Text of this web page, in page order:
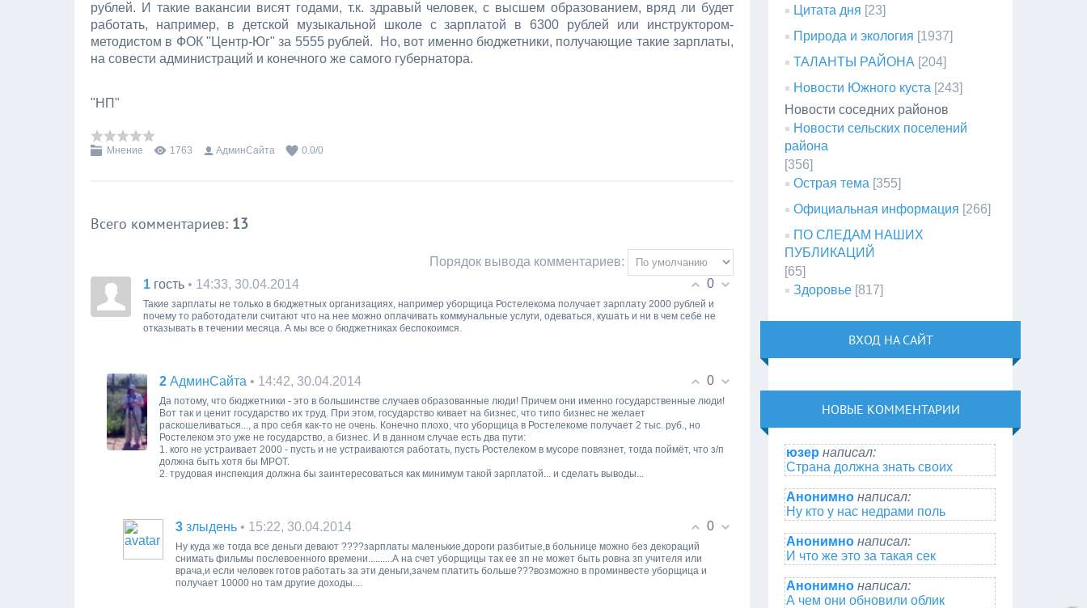
рублей. И такие вакансии висят годами, т.к. здравый человек, с высшем образованием, вряд ли будет
работать, например, в детской музыкальной школе с зарплатой в 6300 рублей или инструктором-
методистом в ФОК "Центр-Юг" за 5555 рублей. Но, вот именно бюджетники, получающие такие зарплаты,
на совести администраций и конечного же самого губернатора.
"НП"
Мнение 1763 АдминСайта 0.0/0
Всего комментариев: 13
Порядок вывода комментариев:
0
1 гость • 14:33, 30.04.2014
Такие зарплаты не только в бюджетных организациях, например уборщица Ростелекома получает зарплату 2000 рублей и
почему то работодатели считают что на нее можно оплачивать коммунальные услуги, одеваться, кушать и ни в чем себе не
отказывать в течении месяца. А мы все о бюджетниках беспокоимся.
0
2 АдминСайта • 14:42, 30.04.2014
Да потому, что бюджетники - это в большинстве случаев образованные люди! Причем они именно государственные люди!
Вот так и ценит государство их труд. При этом, государство кивает на бизнес, что типо бизнес не желает
раскошеливаться..., а про себя как-то не очень. Конечно плохо, что уборщица в Ростелекоме получает 2 тыс. руб., но
Ростелеком это уже не государство, а бизнес. И в данном случае есть два пути:
1. кого не устраивает 2000 - пусть и не устраиваются работать, пусть Ростелеком в мусоре повязнет, тогда поймёт, что з/п
должна быть хотя бы МРОТ.
2. трудовая инспекция должна бы заинтересоваться как минимум такой зарплатой... и сделать выводы...
0
3 злыдень • 15:22, 30.04.2014
Ну куда же тогда все деньги девают ????зарплаты маленькие,дороги разбитые,в больнице можно без декораций
снимать фильмы послевоенного времени..........А на счет уборщицы так ее зп не может быть ровна зп учителя или
врача,и если человек готов работать за эти деньги,зачем платить больше???возможно в проминвесте уборщица и
получает 10000 но там другие доходы....
Цитата дня [23]
Природа и экология [1937]
ТАЛАНТЫ РАЙОНА [204]
Новости Южного куста [243]
Новости соседних районов
Новости сельских поселений
района
[356]
Острая тема [355]
Официальная информация [266]
ПО СЛЕДАМ НАШИХ
ПУБЛИКАЦИЙ
[65]
Здоровье [817]
ВХОД НА САЙТ
НОВЫЕ КОММЕНТАРИИ
юзер написал:
Страна должна знать своих
Анонимно написал:
Ну кто у нас недрами поль
Анонимно написал:
И что же это за такая сек
Анонимно написал:
А чем они обновили облик